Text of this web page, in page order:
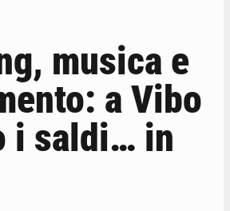
musica e
a Vibo
i saldi… in